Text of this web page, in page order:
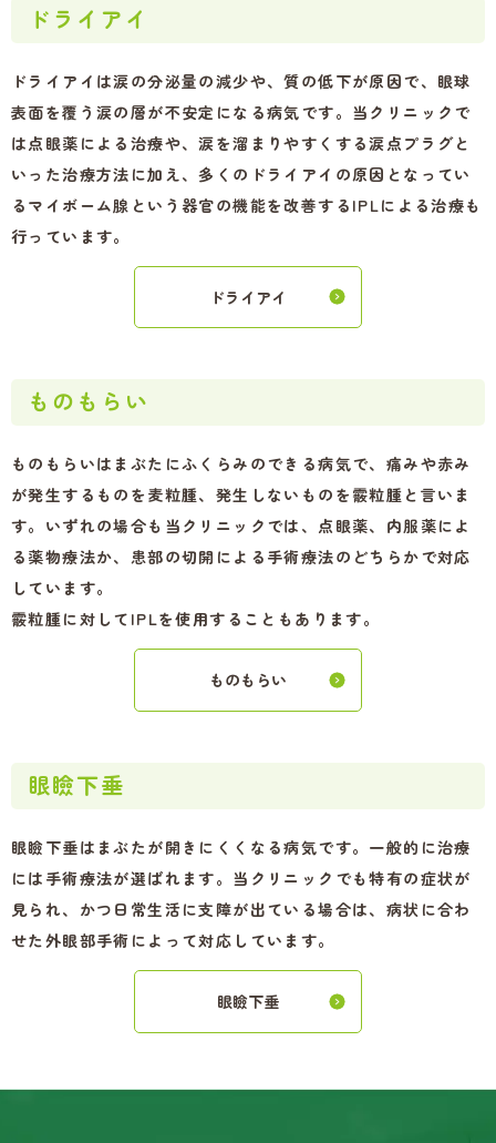
ドライアイ
ドライアイは涙の分泌量の減少や、質の低下が原因で、眼球
表面を覆う涙の層が不安定になる病気です。当クリニックで
は点眼薬による治療や、涙を溜まりやすくする涙点プラグと
いった治療方法に加え、多くのドライアイの原因となってい
るマイボーム腺という器官の機能を改善するIPLによる治療も
行っています。
ドライアイ
ものもらい
ものもらいはまぶたにふくらみのできる病気で、痛みや赤み
が発生するものを麦粒腫、発生しないものを霰粒腫と言いま
す。いずれの場合も当クリニックでは、点眼薬、内服薬によ
る薬物療法か、患部の切開による手術療法のどちらかで対応
しています。
霰粒腫に対してIPLを使用することもあります。
ものもらい
眼瞼下垂
眼瞼下垂はまぶたが開きにくくなる病気です。一般的に治療
には手術療法が選ばれます。当クリニックでも特有の症状が
見られ、かつ日常生活に支障が出ている場合は、病状に合わ
せた外眼部手術によって対応しています。
眼瞼下垂